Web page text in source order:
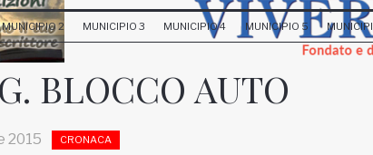
MUNICIPIO 2 MUNICIPIO 3 MUNICIPIO 4 MUNICIPIO 5
BLOCCO AUTO
2015 CRONACA